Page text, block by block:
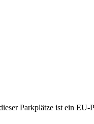
Parkplätze ist ein